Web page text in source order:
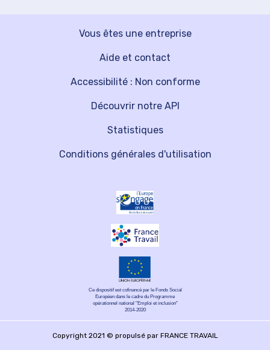
Vous êtes une entreprise
Découvrir notre API
Aide et contact
Statistiques
Accessibilité : Non conforme
Conditions générales d'utilisation
Ce dispositif est cofinancé par le Fonds Social
Européen dans le cadre du Programme
opérationnel national "Emploi et inclusion"
2014-2020
Copyright 2021 © propulsé par FRANCE TRAVAIL